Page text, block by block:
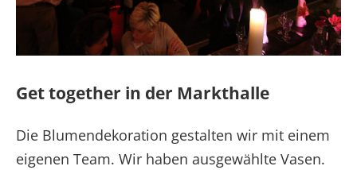
Get together in der Markthalle
Die Blumendekoration gestalten wir mit einem
eigenen Team. Wir haben ausgewählte Vasen.